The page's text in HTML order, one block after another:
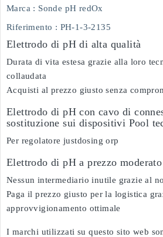
Marca : Sonde pH redOx
Riferimento : PH-1-3-2135
Elettrodo di pH di alta qualità
Durata di vita estesa grazie alla loro
collaudata
Acquisti al prezzo giusto senza
Elettrodo di pH con cavo di
sostituzione sui dispositivi Pool
Per regolatore justdosing orp
Elettrodo di pH a prezzo moderato
Nessun intermediario inutile grazie al
Paga il prezzo giusto per la logistica
approvvigionamento ottimale
I marchi utilizzati su questo sito web